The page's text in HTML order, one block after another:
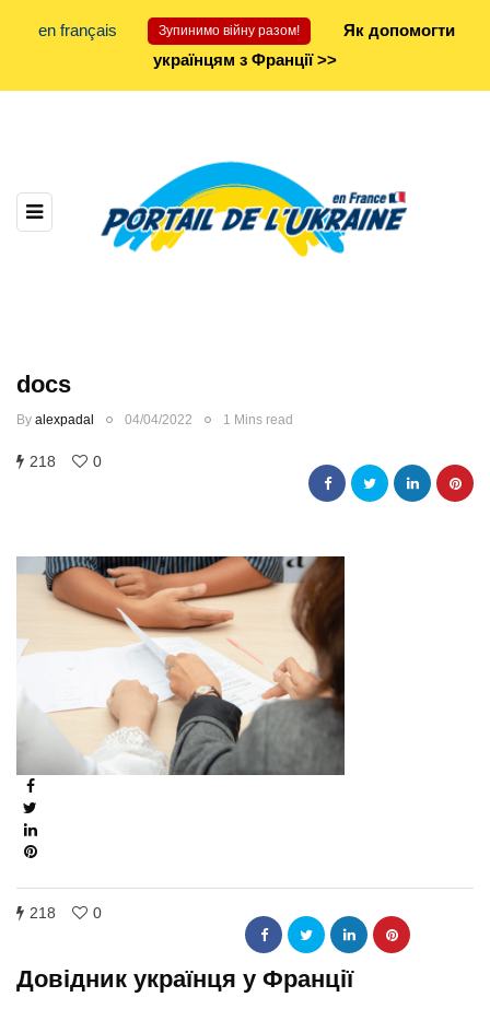
en français Зупинимо війну разом!
Як допомогти
українцям з Франції >>
docs
By alexpadal 04/04/2022 1 Mins read
218 0
218 0
Довідник українця у Франції